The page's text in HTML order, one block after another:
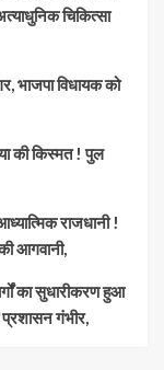
चिकित्सा
भाजपा विधायक को
की किस्मत ! पुल
राजधानी !
आगवानी,
का सुधारीकरण हुआ
गंभीर,